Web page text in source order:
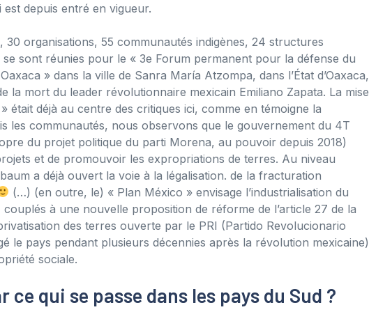
depuis entré en vigueur.
30 organisations, 55 communautés indigènes, 24 structures
sont réunies pour le « 3e Forum permanent pour la défense du
» dans la ville de Sanra María Atzompa, dans l’État d’Oaxaca,
la mort du leader révolutionnaire mexicain Emiliano Zapata. La mise
déjà au centre des critiques ici, comme en témoigne la
les communautés, nous observons que le gouvernement du 4T
du projet politique du parti Morena, au pouvoir depuis 2018)
et de promouvoir les expropriations de terres. Au niveau
a déjà ouvert la voie à la légalisation. de la fracturation
(…) (en outre, le) « Plan México » envisage l’industrialisation du
à une nouvelle proposition de réforme de l’article 27 de la
des terres ouverte par le PRI (Partido Revolucionario
le pays pendant plusieurs décennies après la révolution mexicaine)
sociale.
ce qui se passe dans les pays du Sud ?